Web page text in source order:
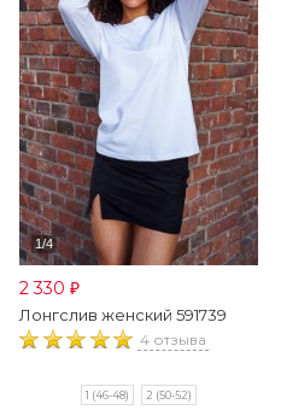
2 330 ₽
Лонгслив женский 591739
4 отзыва
1 (46-48) 2 (50-52)